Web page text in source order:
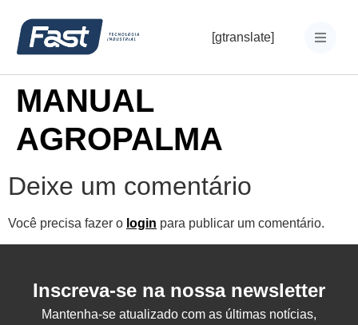
[gtranslate]
MANUAL
AGROPALMA
Deixe um comentário
Você precisa fazer o login para publicar um comentário.
Inscreva-se na nossa newsletter
Mantenha-se atualizado com as últimas notícias,